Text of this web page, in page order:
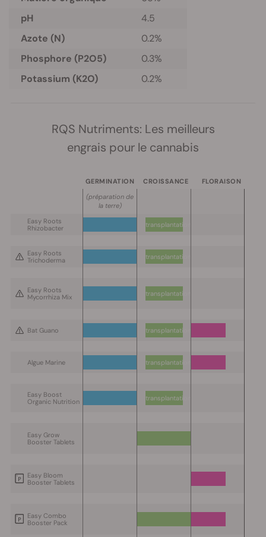
pH
4.5
Azote (N)
0.2%
Phosphore (P2O5)
0.3%
Potassium (K2O)
0.2%
RQS Nutriments: Les meilleurs
engrais pour le cannabis
GERMINATION CROISSANCE FLORAISON
Easy Roots
Rhizobacter
Easy Roots
Trichoderma
Easy Roots
Mycorrhiza Mix
Bat Guano
Algue Marine
Easy Boost
Organic Nutrition
Easy Grow
Booster Tablets
Easy Bloom
Booster Tablets
Easy Combo
Booster Pack
(préparation de
la terre)
transplantation
transplantation
transplantation
transplantation
transplantation
transplantation